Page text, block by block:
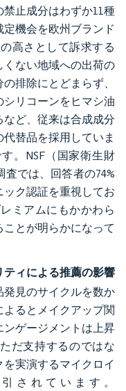
止成分はわずか11種
機会を欧州ブランド
高さとして訴求する
ない地域への出荷の
排除にとどまらず、
リコーンをヒマシ油
ど、従来は合成成分
替品を採用していま
。NSF（国家衛生財
査では、回答者の74%
ク認証を重視してお
ミアムにもかかわら
とが明らかになって
ィによる推薦の影響
見のサイクルを数か
るとメイクアップ関
ゲージメントは上昇
だ支持するのではな
実演するマイクロイ
されています。